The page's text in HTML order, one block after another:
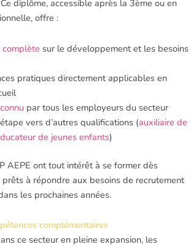
diplôme, accessible après la 3ème ou en
offre :
sur le développement et les besoins
pratiques directement applicables en
par tous les employeurs du secteur
vers d’autres qualifications (auxiliaire de
de jeunes enfants)
AEPE ont tout intérêt à se former dès
à répondre aux besoins de recrutement
les prochaines années.
complémentaires
ce secteur en pleine expansion, les